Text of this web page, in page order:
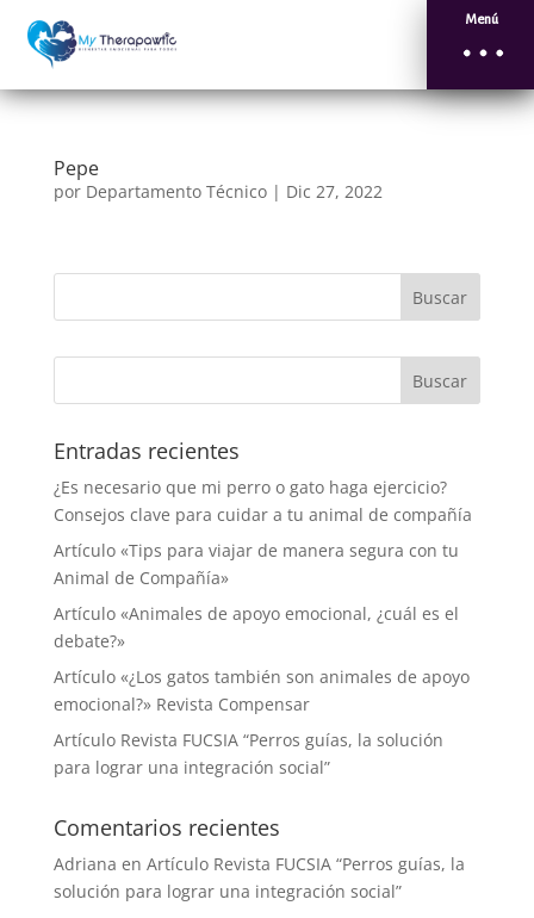
Menú
Pepe
por Departamento Técnico| Dic 27, 2022
Entradas recientes
¿Es necesario que mi perro o gato haga ejercicio?
Consejos clave para cuidar a tu animal de compañía
Artículo «Tips para viajar de manera segura con tu
Animal de Compañía»
Artículo «Animales de apoyo emocional, ¿cuál es el
debate?»
Artículo «¿Los gatos también son animales de apoyo
emocional?» Revista Compensar
Artículo Revista FUCSIA “Perros guías, la solución
para lograr una integración social”
Comentarios recientes
Adriana en Artículo Revista FUCSIA “Perros guías, la
solución para lograr una integración social”